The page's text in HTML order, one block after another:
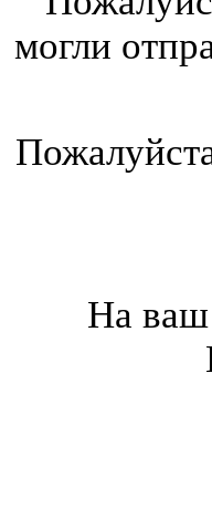
могли
На ваш